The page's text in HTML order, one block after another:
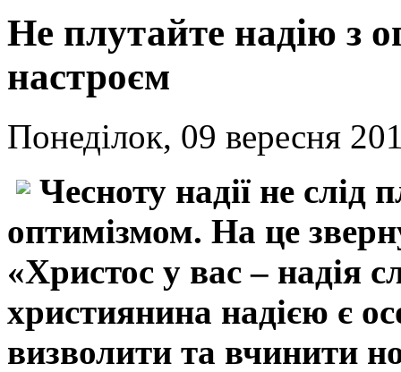
Не плутайте надію з
настроєм
Понеділок, 09 вересня
Чесноту надії не слід
оптимізмом. На це
«Христос у вас – надія
християнина надією є
визволити та вчинити